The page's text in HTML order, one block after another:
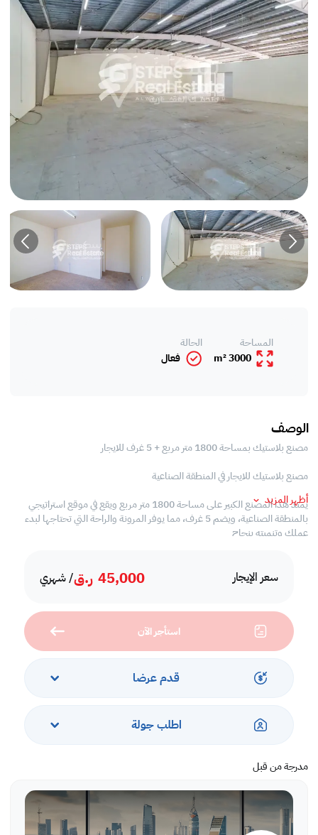
سعر الإيجار 45,000 ر.ق/ شهري
استأجر الآن
قدم عرضا
اطلب جولة
مدرجة من قبل
المساحة
3000 m²
الحالة
فعال
الوصف
مصنع بلاستيك بمساحة 1800 متر مربع + 5 غرف للايجار
مصنع بلاستيك للايجار في المنطقة الصناعية
يمتد هذا المصنع الكبير على مساحة 1800 متر مربع ويقع في موقع استراتيجي
بالمنطقة الصناعية، ويضم 5 غرف، مما يوفر المرونة والراحة التي تحتاجها لبدء
عملك وتنميته بنجاح
• معتمد من الدفاع المدني
مستودع
• المساحة الإجمالية : 1800 متر مربع
• معتمد من الدفاع المدني
اتصل بنا واحجز موعدا لرؤية العقار اليوم!
أظهر المزيد